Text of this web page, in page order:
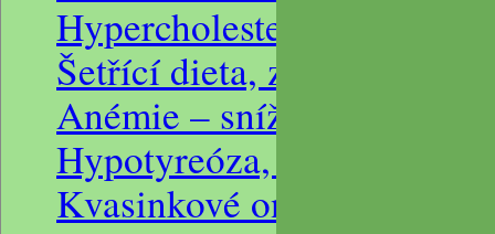
Hypercholesterolemie,
Šetřící dieta, zauzlenie
Anémie – snížená hladina
Hypotyreóza, obezita,
Kvasinkové onemocněních